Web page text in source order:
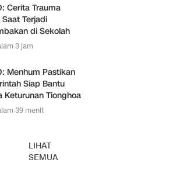
Cerita Trauma
Terjadi
di Sekolah
3 jam
Menhum Pastikan
Siap Bantu
Keturunan Tionghoa
39 menit
LIHAT
SEMUA